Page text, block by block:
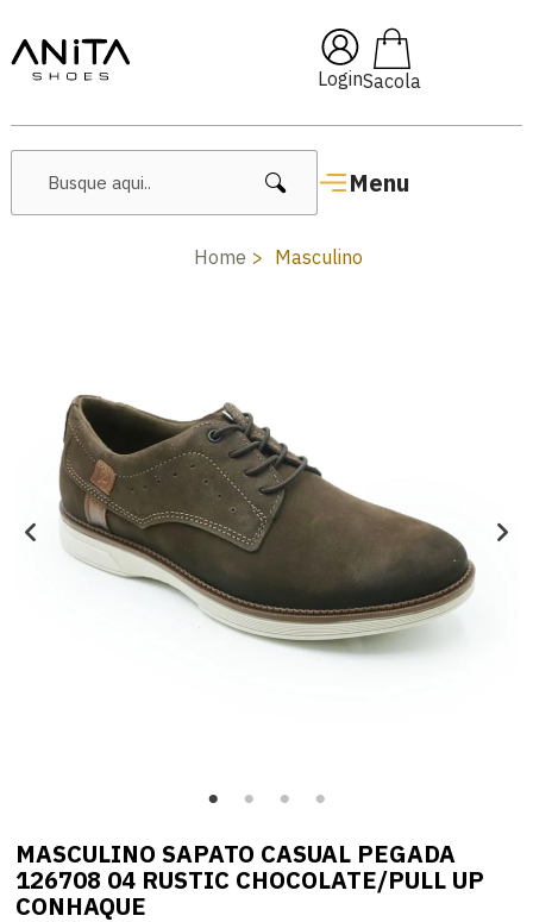
Login
Menu
Home Masculino
MASCULINO SAPATO CASUAL PEGADA
126708 04 RUSTIC CHOCOLATE/PULL UP
CONHAQUE